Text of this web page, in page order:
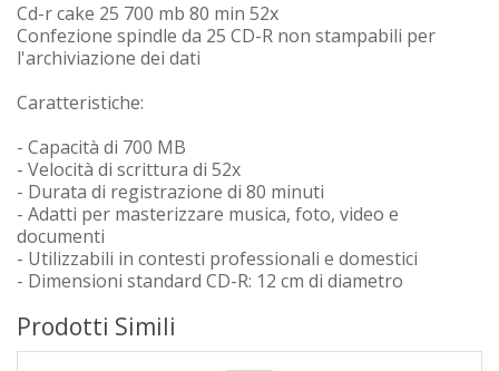
Cd-r cake 25 700 mb 80 min 52x
Confezione spindle da 25 CD-R non stampabili per
l'archiviazione dei dati
Caratteristiche:
- Capacità di 700 MB
- Velocità di scrittura di 52x
- Durata di registrazione di 80 minuti
- Adatti per masterizzare musica, foto, video e
documenti
- Utilizzabili in contesti professionali e domestici
- Dimensioni standard CD-R: 12 cm di diametro
Prodotti Simili